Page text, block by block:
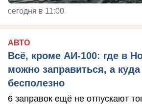
сегодня в 11:00
АВТО
Всё, кроме АИ-100: где в
можно заправиться, а куда
бесполезно
6 заправок ещё не отпускают